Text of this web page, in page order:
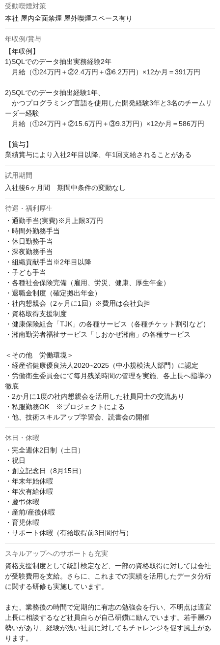
受動喫煙対策
本社 屋内全面禁煙 屋外喫煙スペース有り
年収例/賞与
【年収例】
1)SQLでのデータ抽出実務経験2年
月給（①24万円＋②2.4万円＋③6.2万円）×12か月＝391万円
2)SQLでのデータ抽出経験1年、
かつプログラミング言語を使用した開発経験3年と3名のチームリ
ーダー経験
月給（①24万円＋②15.6万円＋③9.3万円）×12か月＝586万円
【賞与】
業績賞与により入社2年目以降、年1回支給されることがある
試用期間
入社後6ヶ月間　期間中条件の変動なし
待遇・福利厚生
・通勤手当(実費)※月上限3万円
・時間外勤務手当
・休日勤務手当
・深夜勤務手当
・組織貢献手当※2年目以降
・子ども手当
・各種社会保険完備（雇用、労災、健康、厚生年金）
・退職金制度（確定拠出年金）
・社内懇親会（2ヶ月に1回）※費用は会社負担
・資格取得支援制度
・健康保険組合「TJK」の各種サービス（各種チケット割引など）
・湘南勤労者福祉サービス「しおかぜ湘南」の各種サービス
＜その他　労働環境＞
・経産省健康優良法人2020~2025（中小規模法人部門）に認定
・労働衛生委員会にて毎月残業時間の管理を実施、各上長へ指導の
徹底
・2か月に1度の社内懇親会を活用した社員同士の交流あり
・私服勤務OK　※プロジェクトによる
・他、技術スキルアップ学習会、読書会の開催
休日・休暇
・完全週休2日制（土日）
・祝日
・創立記念日（8月15日）
・年末年始休暇
・年次有給休暇
・慶弔休暇
・産前/産後休暇
・育児休暇
・サポート休暇（有給取得前3日間付与）
スキルアップへのサポートも充実
資格支援制度として統計検定など、一部の資格取得に対しては会社
が受験費用を支給。さらに、これまでの実績を活用したデータ分析
に関する研修も実施しています。
また、業務後の時間で定期的に有志の勉強会を行い、不明点は適宜
上長に相談するなど社員自らが自己研鑽に励んでいます。若手層の
勢いがあり、経験が浅い社員に対してもチャレンジを促す風土があ
ります。